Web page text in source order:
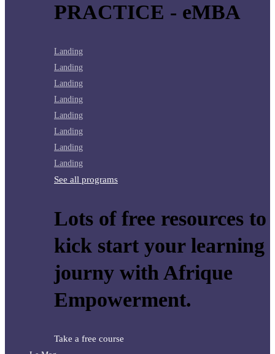
PRACTICE - eMBA
Landing
Landing
Landing
Landing
Landing
Landing
Landing
Landing
See all programs
Lots of free resources to
kick start your learning
journy with Afrique
Empowerment.
Take a free course